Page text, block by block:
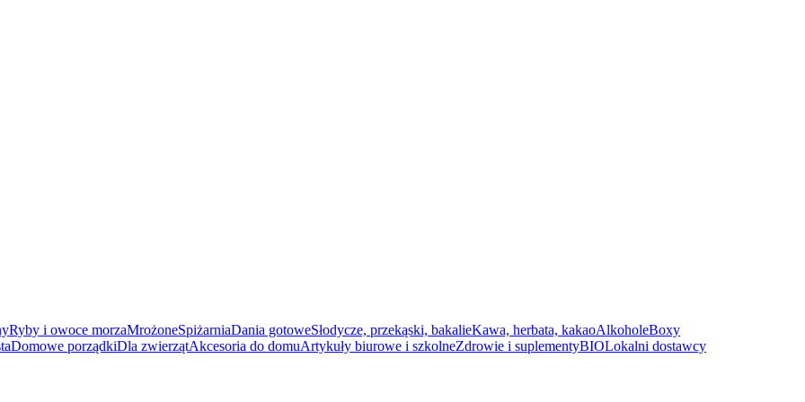
Ryby i owoce morzaMrożoneSpiżarniaDania gotoweSłodycze, przekąski, bakalieKawa, herbata, kakaoAlkoholeBoxy
Domowe porządkiDla zwierzątAkcesoria do domuArtykuły biurowe i szkolneZdrowie i suplementyBIOLokalni dostawcy